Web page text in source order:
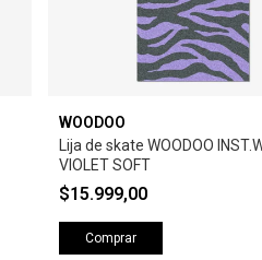
WOODOO
Lija de skate WOODOO
VIOLET SOFT
$15.999,00
Comprar